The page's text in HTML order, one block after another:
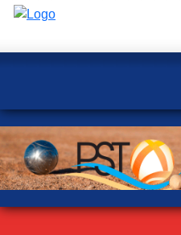
Panneau de gestion des cookies